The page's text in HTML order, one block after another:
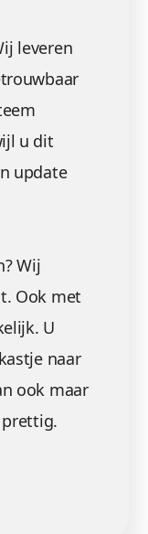
leveren
u dit
update
Wij
Ook met
U
naar
ook maar
prettig.